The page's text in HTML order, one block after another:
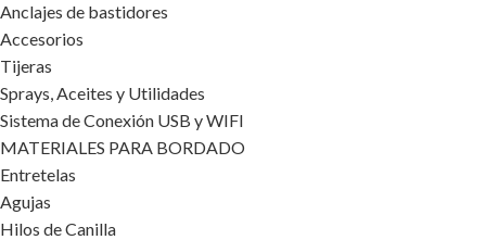
Anclajes de bastidores
Accesorios
Tijeras
Sprays, Aceites y Utilidades
Sistema de Conexión USB y WIFI
MATERIALES PARA BORDADO
Entretelas
Agujas
Hilos de Canilla